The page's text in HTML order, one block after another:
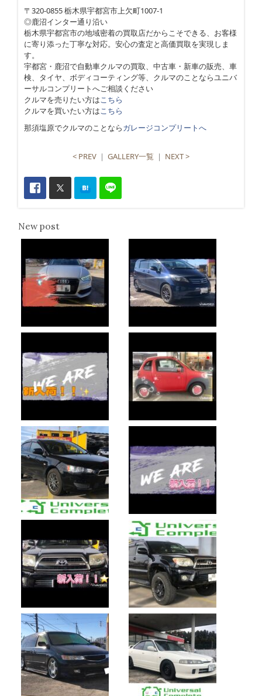
〒320-0855 栃木県宇都宮市上欠町1007-1
◎鹿沼インター通り沿い
栃木県宇都宮市の地域密着の買取店だからこそできる、お客様
に寄り添った丁寧な対応。安心の査定と高価買取を実現しま
す。
宇都宮・鹿沼で自動車クルマの買取、中古車・新車の販売、車
検、タイヤ、ボディコーティング等、クルマのことならユニバ
ーサルコンプリートへご相談ください
クルマを売りたい方はこちら
クルマを買いたい方はこちら
那須塩原でクルマのことならガレージコンプリートへ
< PREV ｜ GALLERY一覧 ｜ NEXT >
New post